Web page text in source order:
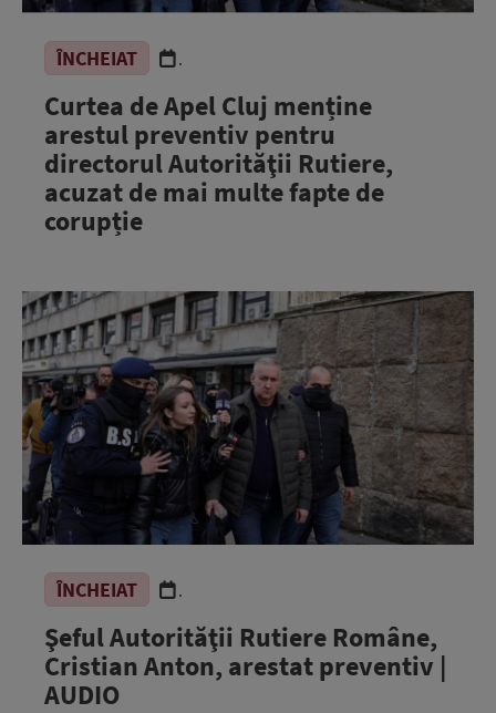
ÎNCHEIAT .
Curtea de Apel Cluj menține
arestul preventiv pentru
directorul Autorităţii Rutiere,
acuzat de mai multe fapte de
corupție
ÎNCHEIAT .
Şeful Autorităţii Rutiere Române,
Cristian Anton, arestat preventiv |
AUDIO